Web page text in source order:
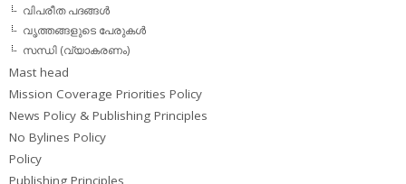
വിപരീത പദങ്ങള്‍
വൃത്തങ്ങളുടെ പേരുകള്‍
സന്ധി (വ്യാകരണം)
Mast head
Mission Coverage Priorities Policy
News Policy & Publishing Principles
No Bylines Policy
Policy
Publishing Principles